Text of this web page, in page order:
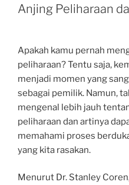
Anjing Peliharaan
Apakah kamu pernah
peliharaan? Tentu saja,
menjadi momen yang
sebagai pemilik. Namun,
mengenal lebih jauh
peliharaan dan artinya
memahami proses
yang kita rasakan.
Menurut Dr. Stanley